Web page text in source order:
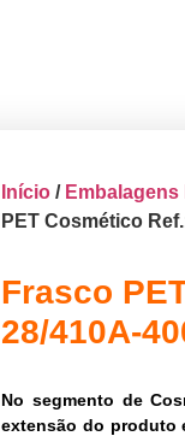
Início / Embalagens
PET Cosmético
Frasco
28/410A-
No segmento de
extensão do produto